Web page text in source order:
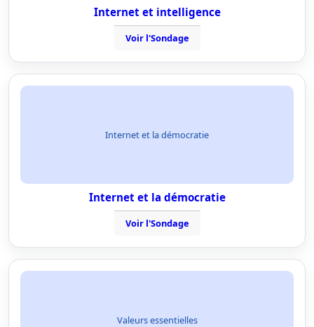
Internet et intelligence
Voir l'Sondage
Internet et la démocratie
Internet et la démocratie
Voir l'Sondage
Valeurs essentielles